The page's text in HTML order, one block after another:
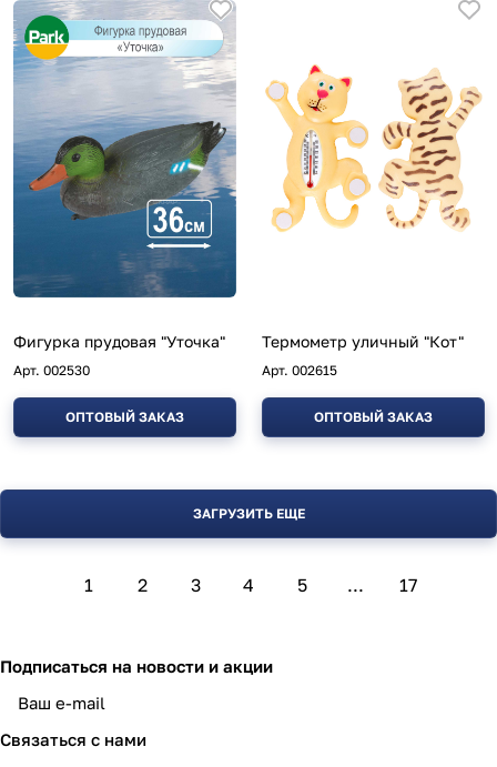
Фигурка прудовая "Уточка"
Арт. 002530
ОПТОВЫЙ ЗАКАЗ
Термометр уличный "Кот"
Арт. 002615
ОПТОВЫЙ ЗАКАЗ
ЗАГРУЗИТЬ ЕЩЕ
1 2 3 4 5 ... 17
Подписаться на новости и акции
Связаться с нами